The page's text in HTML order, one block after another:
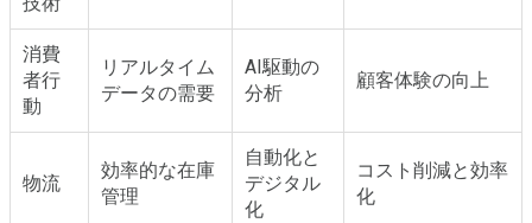
消費
者行
動
リアルタイム
データの需要
AI駆動の
分析
顧客体験の向上
物流
効率的な在庫
管理
自動化と
デジタル
化
コスト削減と効率
化